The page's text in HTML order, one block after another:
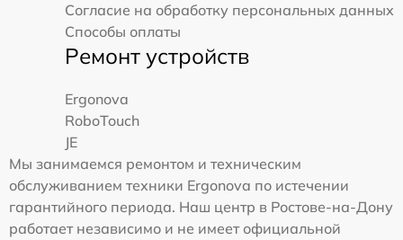
Согласие на обработку персональных данных
Способы оплаты
Ремонт устройств
Ergonova
RoboTouch
JE
Мы занимаемся ремонтом и техническим
обслуживанием техники Ergonova по истечении
гарантийного периода. Наш центр в Ростове-на-Дону
работает независимо и не имеет официальной